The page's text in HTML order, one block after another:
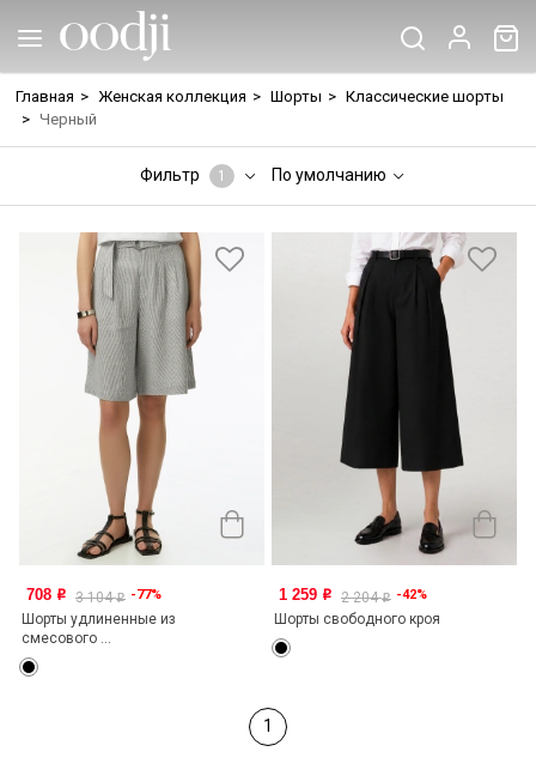
Главная > Женская коллекция > Шорты > Классические шорты
> Черный
Фильтр 1 По умолчанию
708 o 3 104o -77%
Шорты удлиненные из
смесового ...
1 259 o 2 204o -42%
Шорты свободного кроя
1